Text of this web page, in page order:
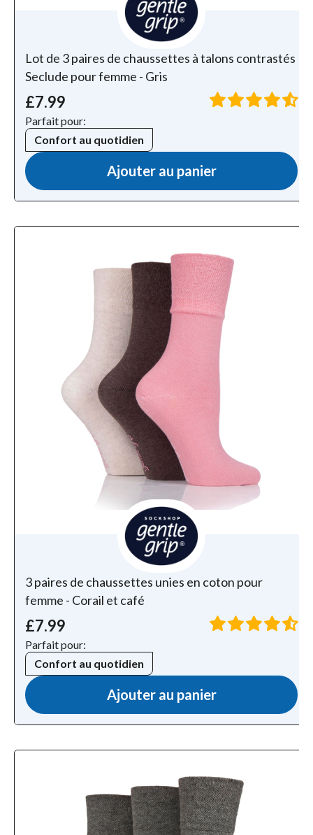
Lot de 3 paires de chaussettes à talons contrastés
Seclude pour femme - Gris
£7.99
Parfait pour:
Confort au quotidien
Ajouter au panier
3 paires de chaussettes unies en coton pour
femme - Corail et café
£7.99
Parfait pour:
Confort au quotidien
Ajouter au panier